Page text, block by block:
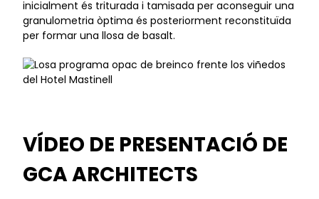
inicialment és triturada i tamisada per aconseguir una
granulometria òptima és posteriorment reconstituïda
per formar una llosa de basalt.
VÍDEO DE PRESENTACIÓ DE
GCA ARCHITECTS